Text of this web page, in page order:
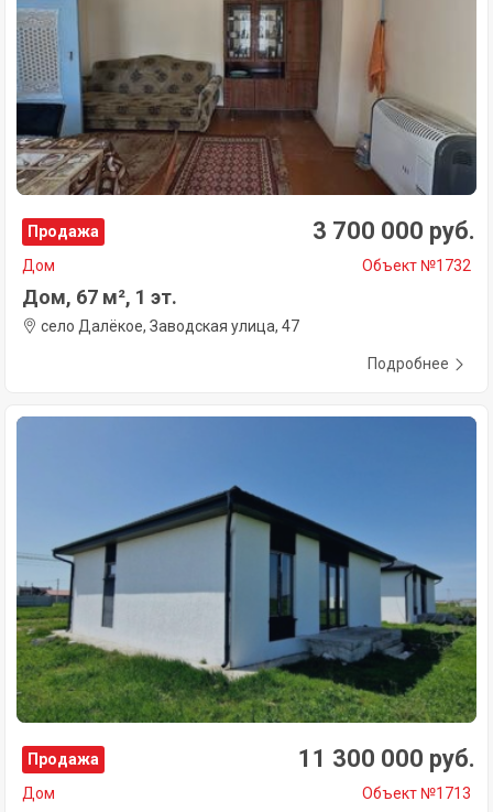
Продажа 3 700 000 руб.
Дом Объект №1732
Дом, 67 м², 1 эт.
село Далёкое, Заводская улица, 47
Подробнее
Продажа 11 300 000 руб.
Дом Объект №1713